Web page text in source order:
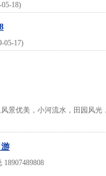
18)
05-17)
景优美，小河流水，田园风